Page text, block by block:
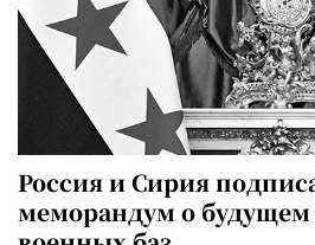
Россия и Сирия
меморандум о будущем